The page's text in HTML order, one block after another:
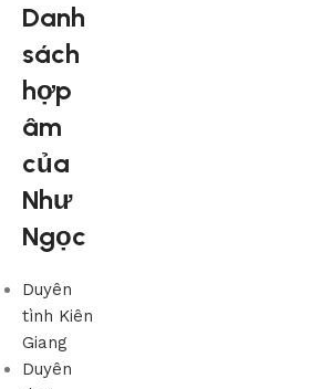
Danh
sách
hợp
âm
của
Như
Ngọc
Duyên
tình Kiên
Giang
Duyên